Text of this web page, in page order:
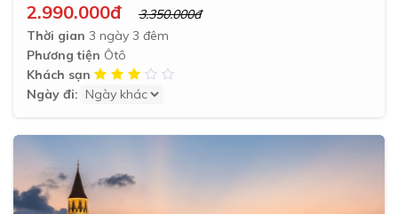
2.990.000đ
3.350.000đ
Thời gian 3 ngày 3 đêm
Phương tiện Ôtô
Khách sạn
Ngày đi: